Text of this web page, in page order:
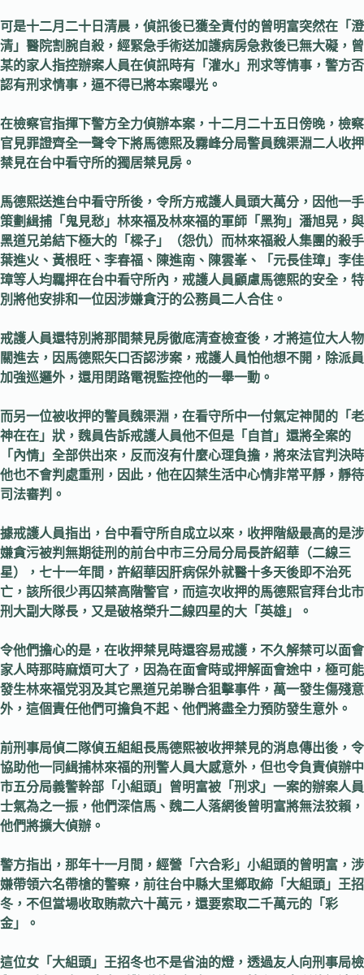
可是十二月二十日清晨，偵訊後已獲全責付的曾明富突然在「澄
清」醫院割腕自殺，經緊急手術送加護病房急救後已無大礙，曾
某的家人指控辦案人員在偵訊時有「灌水」刑求等情事，警方否
認有刑求情事，逼不得已將本案曝光。
在檢察官指揮下警方全力偵辦本案，十二月二十五日傍晚，檢察
官見罪證齊全一聲令下將馬德熙及霧峰分局警員魏渠淵二人收押
禁見在台中看守所的獨居禁見房。
馬德熙送進台中看守所後，令所方戒護人員頭大萬分，因他一手
策劃緝捕「鬼見愁」林來福及林來福的軍師「黑狗」潘旭晃，與
黑道兄弟結下極大的「樑子」（怨仇）而林來福殺人集團的殺手
葉進火、黃根旺、李春福、陳進南、陳雲峯、「元長佳璋」李佳
璋等人均羈押在台中看守所內，戒護人員顧慮馬德熙的安全，特
別將他安排和一位因涉嫌貪汙的公務員二人合住。
戒護人員還特別將那間禁見房徹底清查檢查後，才將這位大人物
關進去，因馬德熙矢口否認涉案，戒護人員怕他想不開，除派員
加強巡邏外，還用閉路電視監控他的一舉一動。
而另一位被收押的警員魏渠淵，在看守所中一付氣定神閒的「老
神在在」狀，魏員告訴戒護人員他不但是「自首」還將全案的
「內情」全部供出來，反而沒有什麼心理負擔，將來法官判決時
他也不會判處重刑，因此，他在囚禁生活中心情非常平靜，靜待
司法審判。
據戒護人員指出，台中看守所自成立以來，收押階級最高的是涉
嫌貪污被判無期徒刑的前台中市三分局分局長許紹華（二線三
星），七十一年間，許紹華因肝病保外就醫十多天後即不治死
亡，該所很少再囚禁高階警官，而這次收押的馬德熙官拜台北市
刑大副大隊長，又是破格榮升二線四星的大「英雄」。
令他們擔心的是，在收押禁見時還容易戒護，不久解禁可以面會
家人時那時麻煩可大了，因為在面會時或押解面會途中，極可能
發生林來福党羽及其它黑道兄弟聯合狙擊事件，萬一發生傷殘意
外，這個責任他們可擔負不起、他們將盡全力預防發生意外。
前刑事局偵二隊偵五組組長馬德熙被收押禁見的消息傳出後，令
協助他一同緝捕林來福的刑警人員大感意外，但也令負責偵辦中
市五分局義警幹部「小組頭」曾明富被「刑求」一案的辦案人員
士氣為之一振，他們深信馬、魏二人落網後曾明富將無法狡賴，
他們將擴大偵辦。
警方指出，那年十一月間，經營「六合彩」小組頭的曾明富，涉
嫌帶領六名帶槍的警察，前往台中縣大里鄉取締「大組頭」王招
冬，不但當場收取賄款六十萬元，還要索取二千萬元的「彩
金」。
這位女「大組頭」王招冬也不是省油的燈，透過友人向刑事局檢